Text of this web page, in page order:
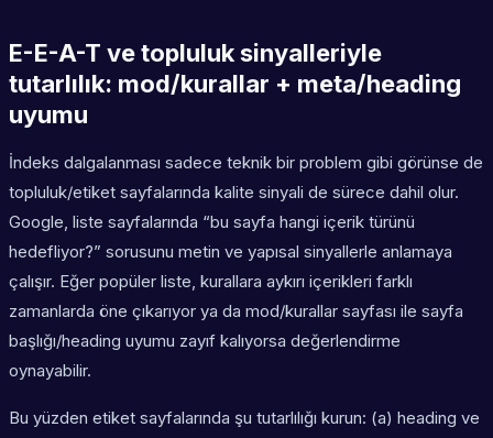
E-E-A-T ve topluluk sinyalleriyle
tutarlılık: mod/kurallar + meta/heading
uyumu
İndeks dalgalanması sadece teknik bir problem gibi görünse de
topluluk/etiket sayfalarında kalite sinyali de sürece dahil olur.
Google, liste sayfalarında “bu sayfa hangi içerik türünü
hedefliyor?” sorusunu metin ve yapısal sinyallerle anlamaya
çalışır. Eğer popüler liste, kurallara aykırı içerikleri farklı
zamanlarda öne çıkarıyor ya da mod/kurallar sayfası ile sayfa
başlığı/heading uyumu zayıf kalıyorsa değerlendirme
oynayabilir.
Bu yüzden etiket sayfalarında şu tutarlılığı kurun: (a) heading ve